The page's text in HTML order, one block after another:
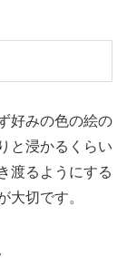
好みの色の絵の
と浸かるくらい
渡るようにする
大切です。